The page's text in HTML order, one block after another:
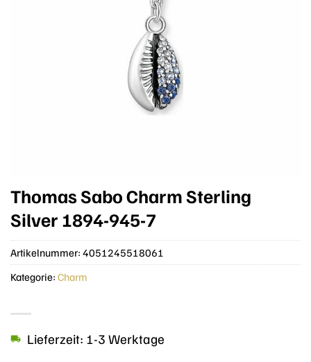
Thomas Sabo Charm Sterling
Silver 1894-945-7
Lieferzeit: 1-3 Werktage
Artikelnummer: 4051245518061
Kategorie: Charm